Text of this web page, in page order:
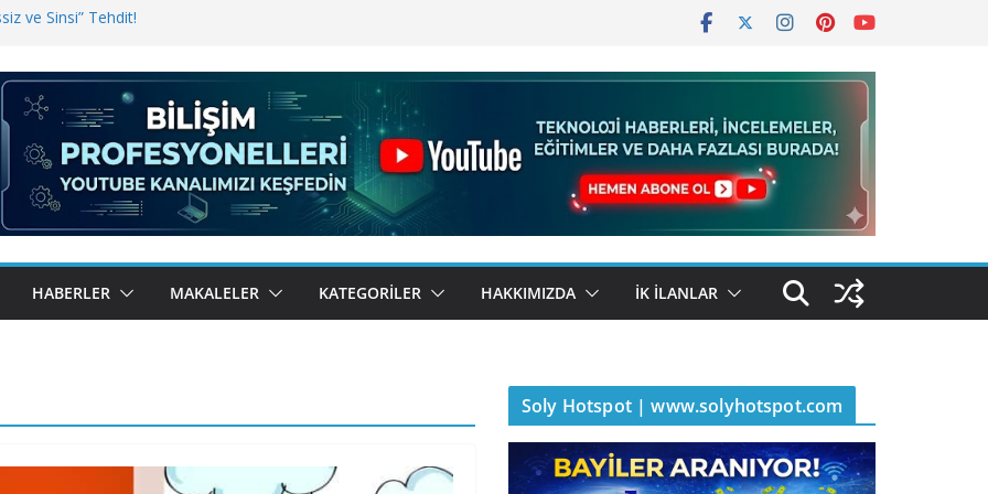
ve Sinsi” Tehdit!
Bugün BulutTahsilat’ta
Kemal Oral Tüm Sorularımızı
HABERLER MAKALELER KATEGORILER HAKKIMIZDA İK İLANLAR
Soly Hotspot | www.solyhotspot.com